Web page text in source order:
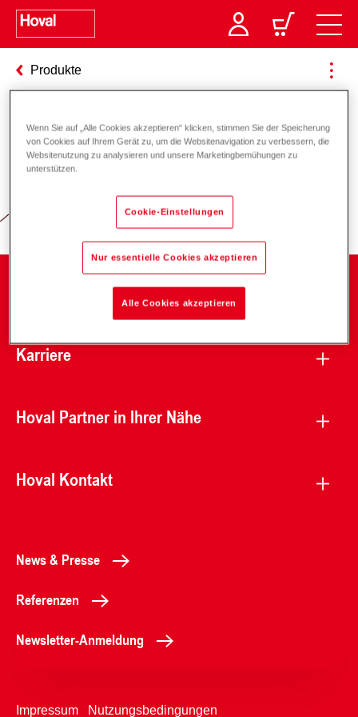
Produkte
Verantwortung für Energie und
Karriere
Hoval Partner in Ihrer Nähe
Hoval Kontakt
News & Presse
Referenzen
Newsletter-Anmeldung
Impressum Nutzungsbedingungen
Wenn Sie auf „Alle Cookies akzeptieren“ klicken, stimmen Sie der Speicherung
von Cookies auf Ihrem Gerät zu, um die Websitenavigation zu verbessern, die
Websitenutzung zu analysieren und unsere Marketingbemühungen zu
unterstützen.
Cookie-Einstellungen
Nur essentielle Cookies akzeptieren
Alle Cookies akzeptieren